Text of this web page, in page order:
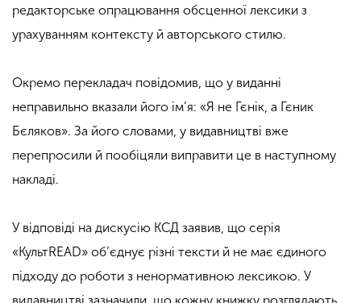
редакторське опрацювання обсценної лексики з
урахуванням контексту й авторського стилю.
Окремо перекладач повідомив, що у виданні
неправильно вказали його ім’я: «Я не Гєнік, а Гєник
Бєляков». За його словами, у видавництві вже
перепросили й пообіцяли виправити це в наступному
накладі.
У відповіді на дискусію КСД заявив, що серія
«КультREAD» об’єднує різні тексти й не має єдиного
підходу до роботи з ненормативною лексикою. У